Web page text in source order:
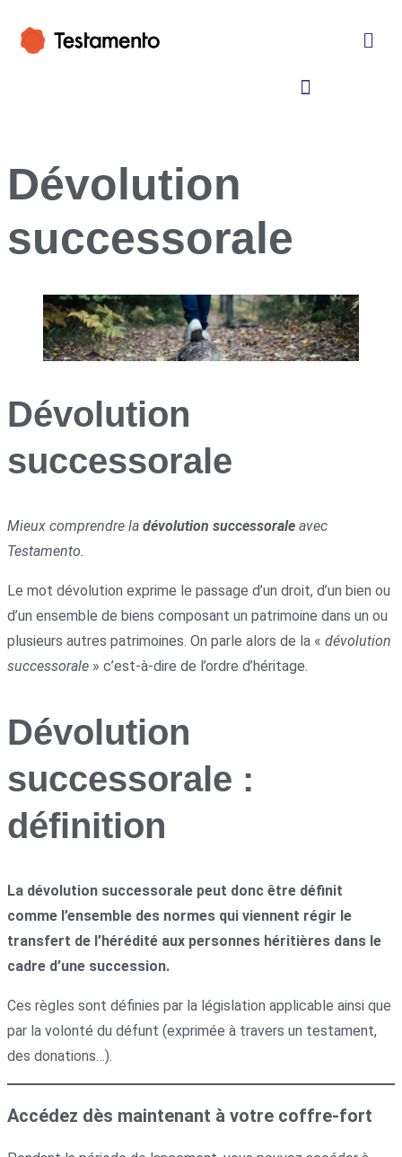
Dévolution
successorale
Dévolution
successorale
Mieux comprendre la dévolution successorale avec
Testamento.
Le mot dévolution exprime le passage d’un droit, d’un bien ou
d’un ensemble de biens composant un patrimoine dans un ou
plusieurs autres patrimoines. On parle alors de la « dévolution
successorale » c’est-à-dire de l’ordre d’héritage.
Dévolution
successorale :
définition
La dévolution successorale peut donc être définit
comme l’ensemble des normes qui viennent régir le
transfert de l’hérédité aux personnes héritières dans le
cadre d’une succession.
Ces règles sont définies par la législation applicable ainsi que
par la volonté du défunt (exprimée à travers un testament,
des donations…).
Accédez dès maintenant à votre coffre-fort